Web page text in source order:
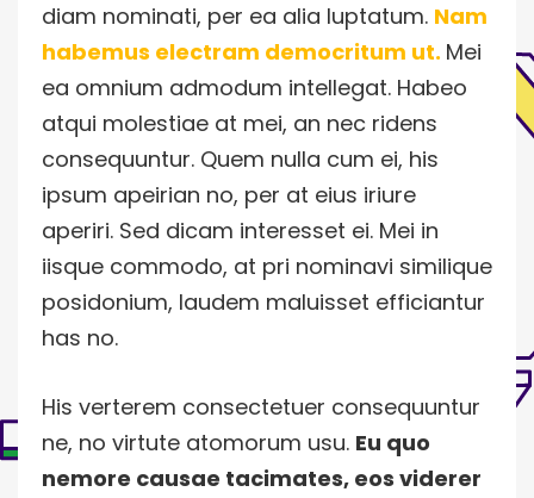
diam nominati, per ea alia luptatum. Nam
habemus electram democritum ut. Mei
ea omnium admodum intellegat. Habeo
atqui molestiae at mei, an nec ridens
consequuntur. Quem nulla cum ei, his
ipsum apeirian no, per at eius iriure
aperiri. Sed dicam interesset ei. Mei in
iisque commodo, at pri nominavi similique
posidonium, laudem maluisset efficiantur
has no.
His verterem consectetuer consequuntur
ne, no virtute atomorum usu. Eu quo
nemore causae tacimates, eos viderer